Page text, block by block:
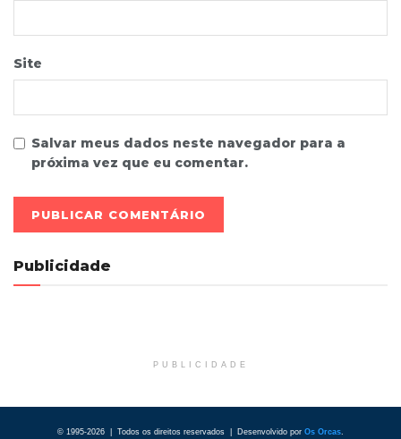
Site
Salvar meus dados neste navegador para a
próxima vez que eu comentar.
Publicidade
PUBLICIDADE
© 1995-2026 | Todos os direitos reservados | Desenvolvido por Os Orcas.